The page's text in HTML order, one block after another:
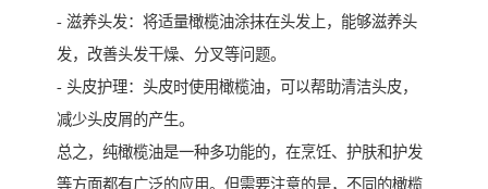
- 滋养头发：将适量橄榄油涂抹在头发上，能够滋养头
发，改善头发干燥、分叉等问题。
- 头皮护理：头皮时使用橄榄油，可以帮助清洁头皮，
减少头皮屑的产生。
总之，纯橄榄油是一种多功能的，在烹饪、护肤和护发
等方面都有广泛的应用。但需要注意的是，不同的橄榄